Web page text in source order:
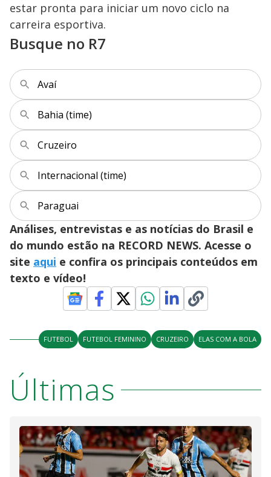
estar pronta para iniciar um novo ciclo na
carreira esportiva.
Busque no R7
Avaí
Bahia (time)
Cruzeiro
Internacional (time)
Paraguai
Análises, entrevistas e as notícias do Brasil e
do mundo estão na RECORD NEWS. Acesse o
site aqui e confira os principais conteúdos em
texto e vídeo!
FUTEBOL FUTEBOL FEMININO CRUZEIRO ELAS COM A BOLA
Últimas